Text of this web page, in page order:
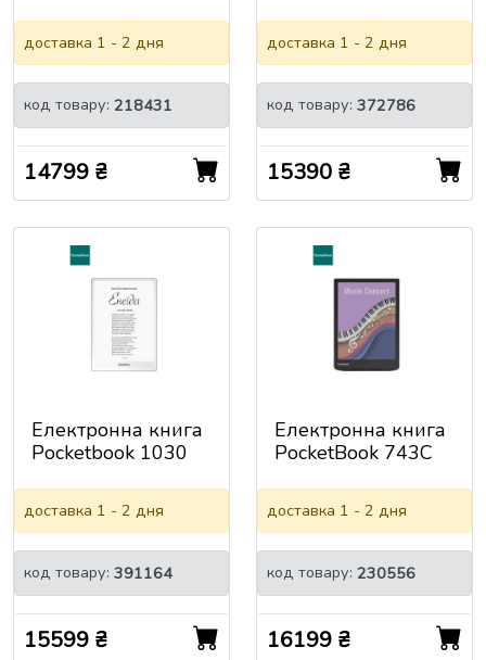
Silver (PB743G-U-
CIS)
доставка 1 - 2 дня
код товару: 218431
14799 ₴
(2024) 16GB
Tungsten_JP
доставка 1 - 2 дня
код товару: 372786
15390 ₴
Електронна книга
Pocketbook 1030
Black (PB1030-8-
WW)
доставка 1 - 2 дня
код товару: 391164
15599 ₴
Електронна книга
PocketBook 743C
Stormy Sea
(PB743K3-1-CIS)
доставка 1 - 2 дня
код товару: 230556
16199 ₴